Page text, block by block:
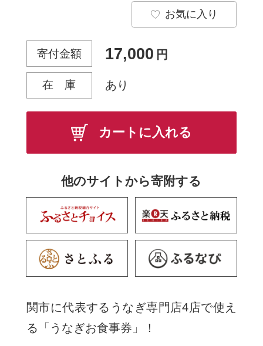
お気に入り
関市に代表するうなぎ専門店4店で使え
る「うなぎお食事券」！
寄付金額 17,000 円
在 庫 あり
カートに入れる
他のサイトから寄附する